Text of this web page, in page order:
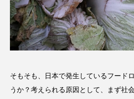
そもそも、日本で発生しているフード
うか？考えられる原因として、まず社